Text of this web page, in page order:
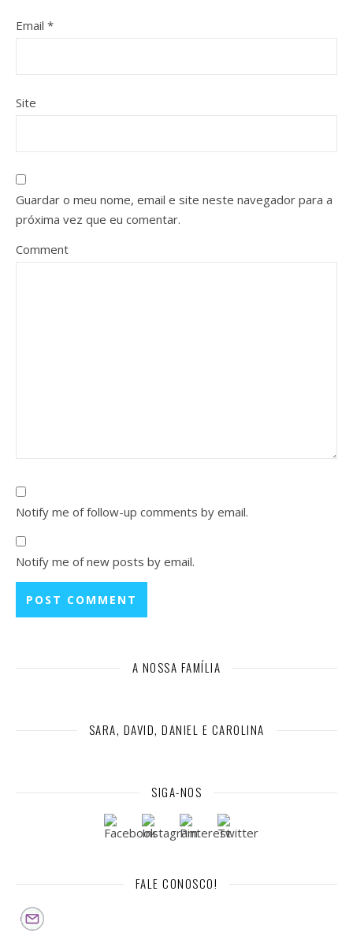
Email *
Site
Guardar o meu nome, email e site neste navegador para a
próxima vez que eu comentar.
Comment
Notify me of follow-up comments by email.
Notify me of new posts by email.
A NOSSA FAMÍLIA
SARA, DAVID, DANIEL E CAROLINA
SIGA-NOS
FALE CONOSCO!